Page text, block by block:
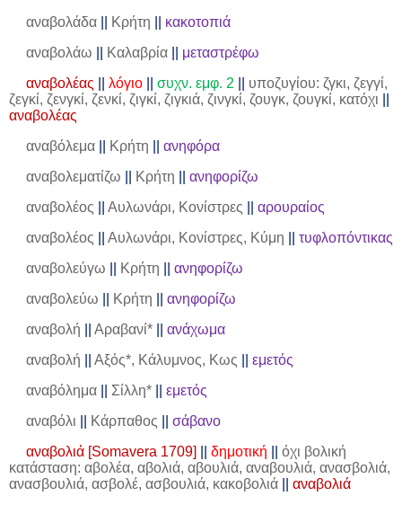
αναβολάδα|| Κρήτη
κακοτοπιά
αναβολάω
Καλαβρία|| μεταστρέφω
αναβολέας
λόγιο|| συχν. εμφ. 2
υποζυγίου: ζγκι, ζεγγί,
ζεγκί, ζενγκί, ζενκί, ζιγκί, ζιγκιά, ζινγκί, ζουγκ, ζουγκί, κατόχι
αναβολέας
αναβόλεμα|| Κρήτη
ανηφόρα
αναβολεματίζω
Κρήτη
ανηφορίζω
αναβολέος
Αυλωνάρι, Κονίστρες
αρουραίος
αναβολέος
Αυλωνάρι, Κονίστρες, Κύμη
τυφλοπόντικας
αναβολεύγω
Κρήτη
ανηφορίζω
αναβολεύω
Κρήτη
ανηφορίζω
αναβολή
Αραβανί*|| ανάχωμα
αναβολή
Αξός*, Κάλυμνος, Κως
εμετός
αναβόλημα|| Σίλλη*|| εμετός
αναβόλι
Κάρπαθος
σάβανο
αναβολιά [Somavera 1709]
δημοτική
όχι βολική
κατάσταση: αβολέα, αβολιά, αβουλιά, αναβουλιά, ανασβολιά,
ανασβουλιά, ασβολέ, ασβουλιά, κακοβολιά
αναβολιά